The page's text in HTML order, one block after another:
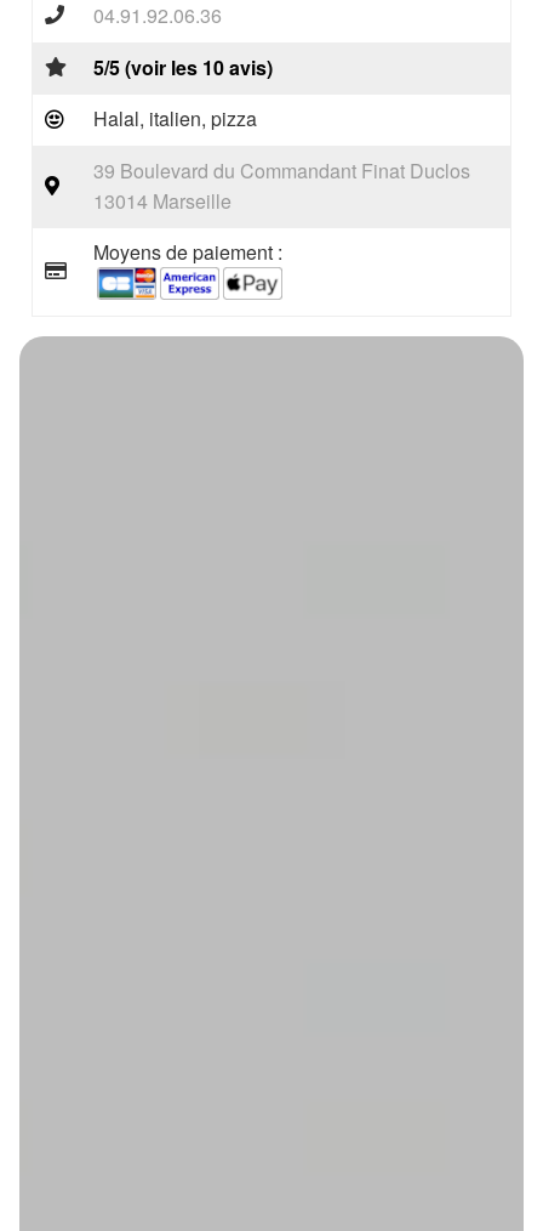
04.91.92.06.36
5/5 (voir les 10 avis)
Halal, italien, pizza
39 Boulevard du Commandant Finat Duclos
13014 Marseille
Moyens de paiement :